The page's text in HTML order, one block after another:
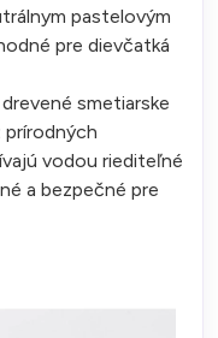
pastelovým
pre dievčatká
smetiarske
prírodných
vodou riediteľné
a bezpečné pre